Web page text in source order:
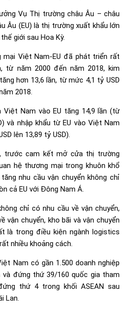
Vụ Thị trường châu Âu – châu
Âu (EU) là thị trường xuất khẩu lớn
giới sau Hoa Kỳ.
Việt Nam-EU đã phát triển rất
từ năm 2000 đến năm 2018, kim
hơn 13,6 lần, từ mức 4,1 tỷ USD
2018.
Việt Nam vào EU tăng 14,9 lần (từ
và nhập khẩu từ EU vào Việt Nam
lên 13,89 tỷ USD).
trước cam kết mở cửa thị trường
hệ thương mại trong khuôn khổ
nhu cầu vận chuyển không chỉ
cả EU với Đông Nam Á.
chỉ có nhu cầu về vận chuyển,
vận chuyển, kho bãi và vận chuyển
là trong điều kiện ngành logistics
nhiều khoảng cách.
Nam có gần 1.500 doanh nghiệp
và đứng thứ 39/160 quốc gia tham
thứ 4 trong khối ASEAN sau
Lan.